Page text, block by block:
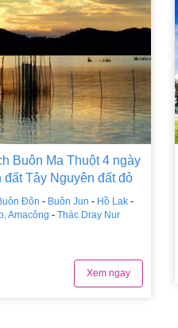
Buôn Ma Thuột 4 ngày
Tây Nguyên đất đỏ
Đôn - Buôn Jun - Hồ Lak-
Amacông - Thác Dray Nur
Xem ngay